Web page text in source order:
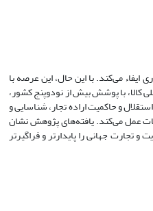
ایفاء می‌کند. با این حال، این عرصه با
کالا، با پوشش بیش ازنودوپنجکشور،
و حاکمیت اراده تجار، شناسایی و
عمل می‌کند. یافته‌های پژوهش نشان
تجارت جهانی را پایدارتر و فراگیرتر